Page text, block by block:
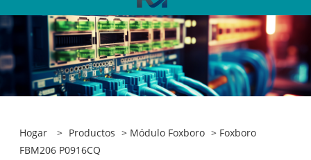
Hogar > Productos > Módulo Foxboro > Foxboro
FBM206 P0916CQ